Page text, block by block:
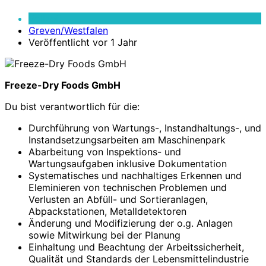
Greven/Westfalen
Veröffentlicht vor 1 Jahr
Freeze-Dry Foods GmbH
Du bist verantwortlich für die:
Durchführung von Wartungs-, Instandhaltungs-, und
Instandsetzungsarbeiten am Maschinenpark
Abarbeitung von Inspektions- und
Wartungsaufgaben inklusive Dokumentation
Systematisches und nachhaltiges Erkennen und
Eleminieren von technischen Problemen und
Verlusten an Abfüll- und Sortieranlagen,
Abpackstationen, Metalldetektoren
Änderung und Modifizierung der o.g. Anlagen
sowie Mitwirkung bei der Planung
Einhaltung und Beachtung der Arbeitssicherheit,
Qualität und Standards der Lebensmittelindustrie